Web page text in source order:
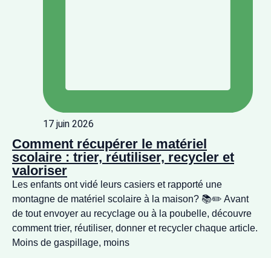
17 juin 2026
Comment récupérer le matériel
scolaire : trier, réutiliser, recycler et
valoriser
Les enfants ont vidé leurs casiers et rapporté une
montagne de matériel scolaire à la maison? 📚✏️ Avant
de tout envoyer au recyclage ou à la poubelle, découvre
comment trier, réutiliser, donner et recycler chaque article.
Moins de gaspillage, moins